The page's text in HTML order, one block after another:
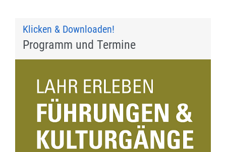
Klicken & Downloaden!
Programm und Termine